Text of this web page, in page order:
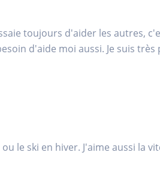
toujours d'aider les autres,
d'aide moi aussi. Je suis très
le ski en hiver. J'aime aussi la